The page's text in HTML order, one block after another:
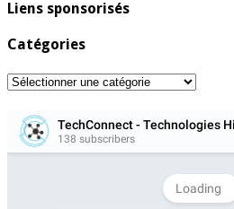
Liens sponsorisés
Catégories
Catégories